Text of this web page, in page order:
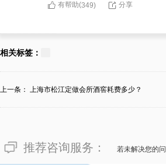
有帮助(349) 分享
相关标签：
上一条： 上海市松江定做会所酒窖耗费多少？
推荐咨询服务： 若未解决您的